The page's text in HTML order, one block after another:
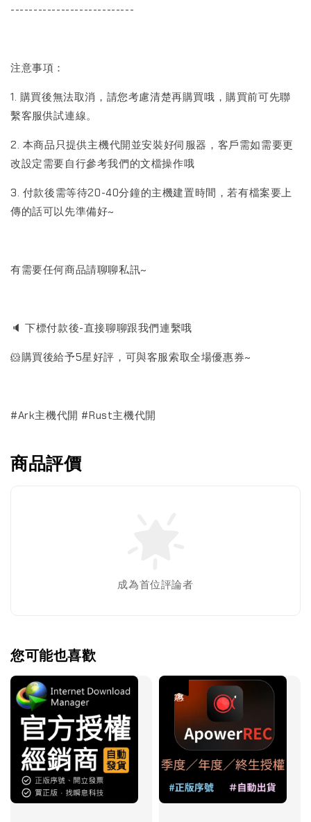
---------------------------
注意事項：
1. 購買後無法取消，請您考慮清楚再購買哦，購買前可先聯
繫客服供試連線。
2. 本商品只提供主機代開並安裝好伺服器，客戶需如需要更
改設定需要自行參考我們的文檔操作哦
3. 付款後需等待20-40分鐘的主機建置時間，若有檔案要上
傳的話可以先準備好~
有需要任何商品請聊聊私訊~
🔈 下標付款後-直接聊聊跟我們連繫哦
🐹購買後給予5星好評，可與客服索取全場優惠券~
#Ark主機代開 #Rust主機代開
商品評價
成為首位評論者
您可能也喜歡